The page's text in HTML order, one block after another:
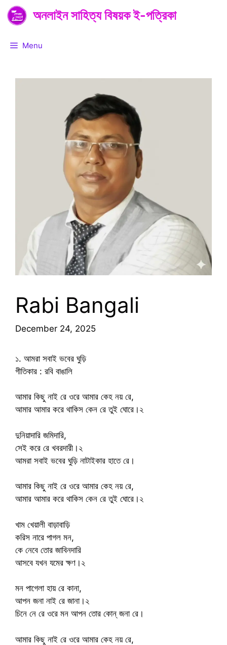
Skip
to
অনলাইন সাহিত্য বিষয়ক ই-পত্রিকা
Menu
Rabi Bangali
December 24, 2025
১. আমরা সবাই ভবের ঘুড়ি
গীতিকার : রবি বাঙালি
আমার কিছু নাই রে ওরে আমার কেহ নয় রে,
আমার আমার করে থাকিস কেন রে তুই ঘোরে।২
দুনিয়াদারি জমিদারি,
সেই করে রে খবরদারী।২
আমরা সবাই ভবের ঘুড়ি নাটাইকার হাতে রে।
আমার কিছু নাই রে ওরে আমার কেহ নয় রে,
আমার আমার করে থাকিস কেন রে তুই ঘোরে।২
খাম খেয়ালী বাড়াবাড়ি
করিস নারে পাগল মন,
কে নেবে তোর জাবিনদারি
আসবে যখন যমের ক্ষণ।২
মন পাগেলা হায় রে কানা,
আপন জনা নাই রে জানা।২
চিনে নে রে ওরে মন আপন তোর কোন্ জনা রে।
আমার কিছু নাই রে ওরে আমার কেহ নয় রে,